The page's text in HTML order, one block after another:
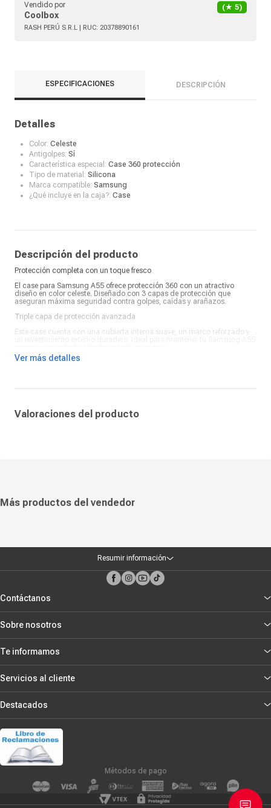
Vendido por
Coolbox
(★ 5)
RASH PERÚ S.R.L | RUC: 20378890161
ESPECIFICACIONES DESCRIPCIÓN
Detalles
Color: Celeste
Antigolpes: Sí
Característica especial: Case 360 protección
Tipo de material: Silicona
Marca compatible: Samsung
¿Qué incluye en la caja?: Case
Descripción del producto
Protección completa con un toque fresco
El case para Samsung A55 ofrece protección 360 con un atractivo
diseño en color celeste. Diseñado con 3 capas de protección que
aseguran máxima seguridad contra golpes, caídas y arañazos.
Triple capa de protección avanzada
Este case cuenta con una cubierta interna suave, un marco reforzado y
Estilo moderno y durabilidad asegurada
Ver más detalles
Valoraciones del producto
Más productos del vendedor
Resumir información
Contáctanos
Sobre nosotros
Te informamos
Servicios al cliente
Destacados
Métodos de pago